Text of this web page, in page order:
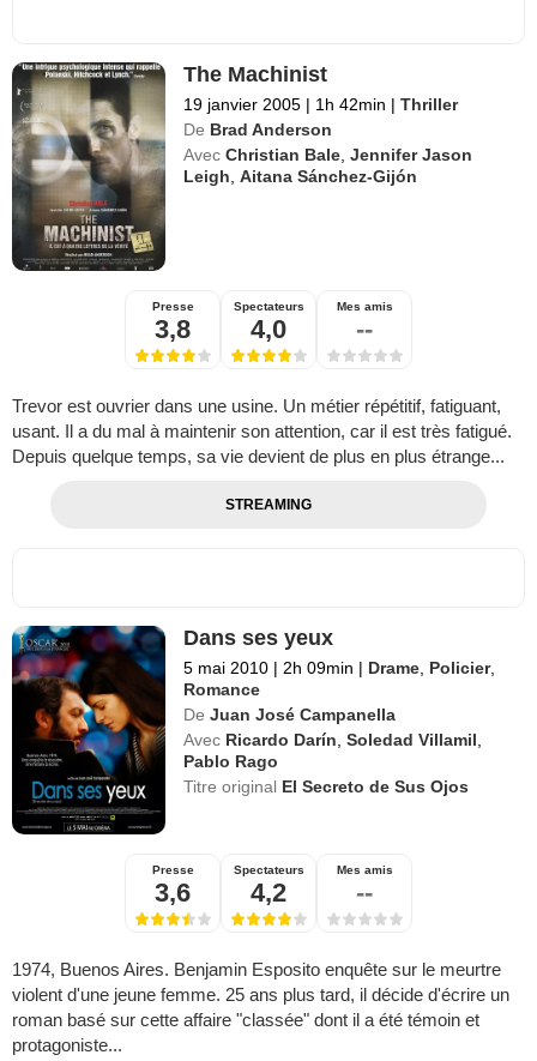
The Machinist
19 janvier 2005 | 1h 42min | Thriller
De Brad Anderson
Avec Christian Bale ,Jennifer Jason
Leigh ,Aitana Sánchez-Gijón
Presse
3,8
Spectateurs
4,0
Mes amis
--
Trevor est ouvrier dans une usine. Un métier répétitif, fatiguant,
usant. Il a du mal à maintenir son attention, car il est très fatigué.
Depuis quelque temps, sa vie devient de plus en plus étrange...
STREAMING
Dans ses yeux
5 mai 2010 | 2h 09min | Drame Policier,
Romance
De Juan José Campanella
Avec Ricardo Darín ,Soledad Villamil
Pablo Rago
Titre original El Secreto de Sus Ojos
Presse
3,6
Spectateurs
4,2
Mes amis
--
1974, Buenos Aires. Benjamin Esposito enquête sur le meurtre
violent d'une jeune femme. 25 ans plus tard, il décide d'écrire un
roman basé sur cette affaire "classée" dont il a été témoin et
protagoniste...